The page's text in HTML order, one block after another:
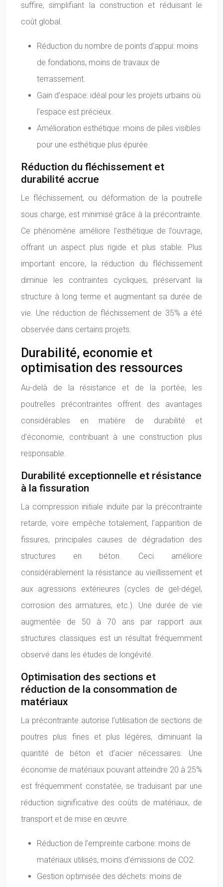
suffire, simplifiant la construction et réduisant le
coût global.
Réduction du nombre de points d’appui: moins
de fondations, moins de travaux de
terrassement.
Gain d’espace: idéal pour les projets urbains où
l’espace est précieux.
Amélioration esthétique: moins de piles visibles
pour une esthétique plus épurée.
Réduction du fléchissement et
durabilité accrue
Le fléchissement, ou déformation de la poutrelle
sous charge, est minimisé grâce à la précontrainte.
Ce phénomène améliore l’esthétique de l’ouvrage,
offrant un aspect plus rigide et plus stable. Plus
important encore, la réduction du fléchissement
diminue les contraintes cycliques, préservant la
structure à long terme et augmentant sa durée de
vie. Une réduction de fléchissement de 35% a été
observée dans certains projets.
Durabilité, economie et
optimisation des ressources
Au-delà de la résistance et de la portée, les
poutrelles précontraintes offrent des avantages
considérables en matière de durabilité et
d’économie, contribuant à une construction plus
responsable.
Durabilité exceptionnelle et résistance
à la fissuration
La compression initiale induite par la précontrainte
retarde, voire empêche totalement, l’apparition de
fissures, principales causes de dégradation des
structures en béton. Ceci améliore
considérablement la résistance au vieillissement et
aux agressions extérieures (cycles de gel-dégel,
corrosion des armatures, etc.). Une durée de vie
augmentée de 50 à 70 ans par rapport aux
structures classiques est un résultat fréquemment
observé dans les études de longévité.
Optimisation des sections et
réduction de la consommation de
matériaux
La précontrainte autorise l’utilisation de sections de
poutres plus fines et plus légères, diminuant la
quantité de béton et d’acier nécessaires. Une
économie de matériaux pouvant atteindre 20 à 25%
est fréquemment constatée, se traduisant par une
réduction significative des coûts de matériaux, de
transport et de mise en œuvre.
Réduction de l’empreinte carbone: moins de
matériaux utilisés, moins d’émissions de CO2.
Gestion optimisée des déchets: moins de